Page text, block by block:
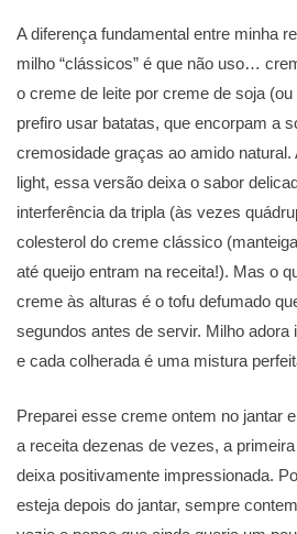
A diferença fundamental entre minha
milho “clássicos” é que não uso…
o creme de leite por creme de soja
prefiro usar batatas, que encorpam a
cremosidade graças ao amido
light, essa versão deixa o sabor
interferência da tripla (às vezes
colesterol do creme clássico
até queijo entram na receita!). Mas o
creme às alturas é o tofu defumado
segundos antes de servir. Milho adora
e cada colherada é uma mistura
Preparei esse creme ontem no jantar
a receita dezenas de vezes, a
deixa positivamente impressionada.
esteja depois do jantar, sempre